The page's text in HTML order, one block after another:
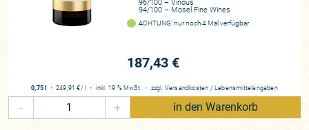
96/100 – Vinous
94/100 – Mosel Fine Wines
ACHTUNG: nur noch 4 Mal verfügbar
187,43 €
0,75 l ・ 249,91 € / l ・ inkl. 19 % MwSt. ・ zzgl. Versandkosten / Lebensmittelangaben
- + in den Warenkorb